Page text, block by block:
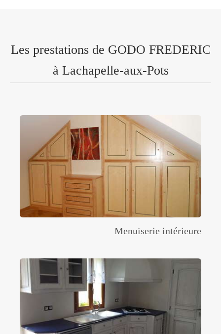
Les prestations de GODO FREDERIC
à Lachapelle-aux-Pots
Menuiserie intérieure